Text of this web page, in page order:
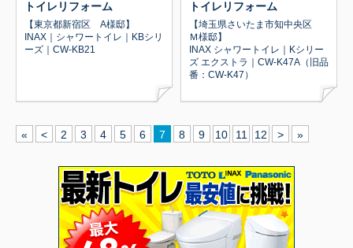
トイレリフォーム
【東京都新宿区 A様邸】
INAX｜シャワートイレ｜KBシリ
ーズ｜CW-KB21
トイレリフォーム
【埼玉県さいたま市知中央区
Ｍ様邸】
INAX シャワートイレ｜Kシリー
ズ エクストラ｜CW-K47A（旧品
番：CW-K47）
« < 2 3 4 5 6 7 8 9 10 11 12 > »